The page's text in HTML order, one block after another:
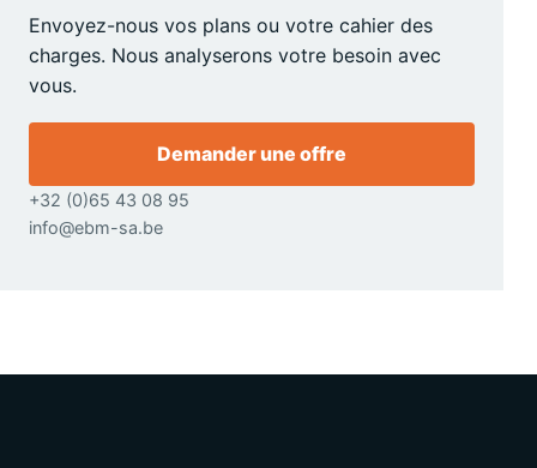
Envoyez-nous vos plans ou votre cahier des
charges. Nous analyserons votre besoin avec
vous.
Demander une offre
+32 (0)65 43 08 95
info@ebm-sa.be